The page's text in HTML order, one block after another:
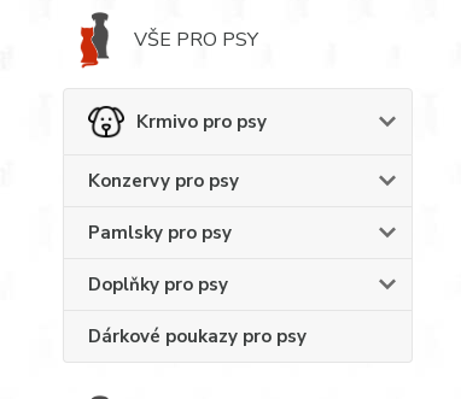
VŠE PRO PSY
Krmivo pro psy
Konzervy pro psy
Pamlsky pro psy
Doplňky pro psy
Dárkové poukazy pro psy